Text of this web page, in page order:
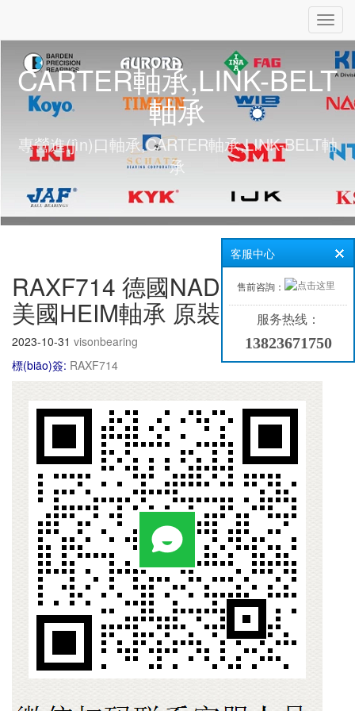
CARTER軸承,LINK-BELT
軸承
專營進(jìn)口軸承,CARTER軸承,LINK-BELT軸
承
RAXF714 德國NADELLA軸承
美國HEIM軸承 原裝
2023-10-31 visonbearing
標(biāo)簽: RAXF714
客服中心
售前咨詢：
服务热线：
13823671750